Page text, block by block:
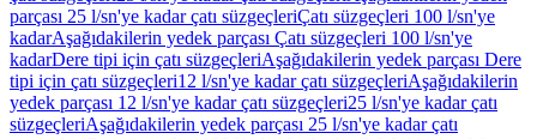
parçası 25 l/sn'ye kadar çatı süzgeçleriÇatı süzgeçleri 100 l/sn'ye
kadarAşağıdakilerin yedek parçası Çatı süzgeçleri 100 l/sn'ye
kadarDere tipi için çatı süzgeçleriAşağıdakilerin yedek parçası Dere
tipi için çatı süzgeçleri12 l/sn'ye kadar çatı süzgeçleriAşağıdakilerin
yedek parçası 12 l/sn'ye kadar çatı süzgeçleri25 l/sn'ye kadar çatı
süzgeçleriAşağıdakilerin yedek parçası 25 l/sn'ye kadar çatı